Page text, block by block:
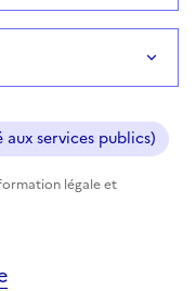
services publics)
légale et